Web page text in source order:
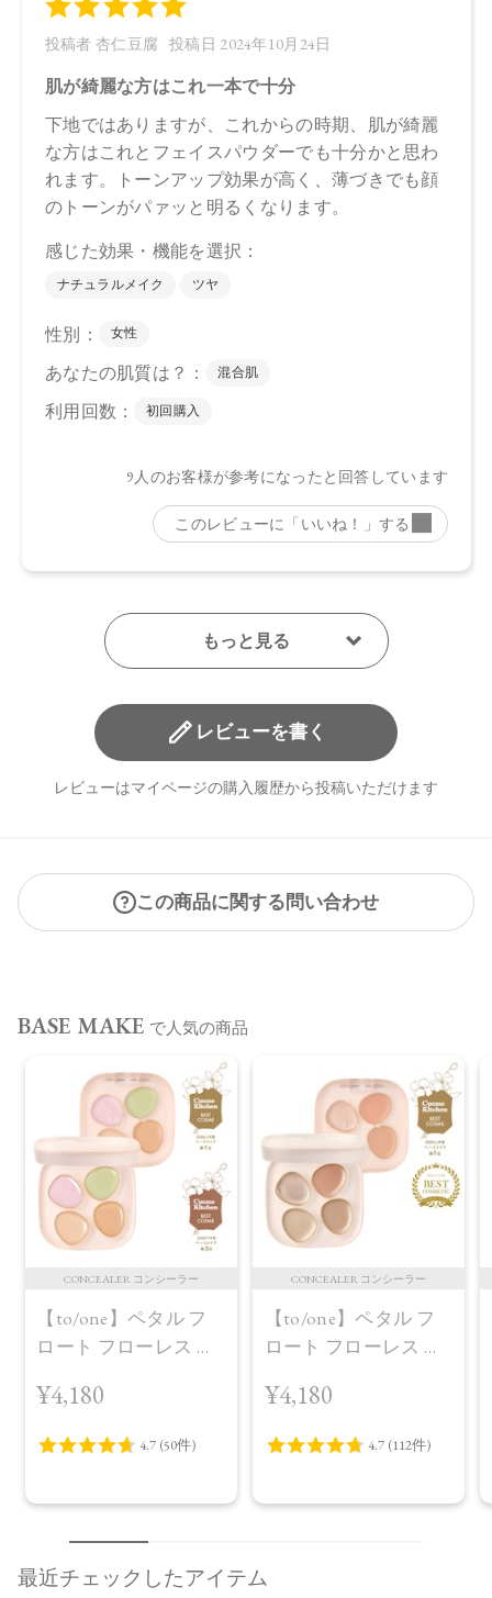
レビューを書く
レビューはマイページの購入履歴から投稿いただけます
この商品に関する問い合わせ
BASE MAKE で人気の商品
CONCEALER コンシーラー
【to/one】ペタル フ
ロート フローレス タ
¥4,180
CONCEALER コンシーラー
【to/one】ペタル フ
ロート フローレス タ
ジ
¥4,180
最近チェックしたアイテム